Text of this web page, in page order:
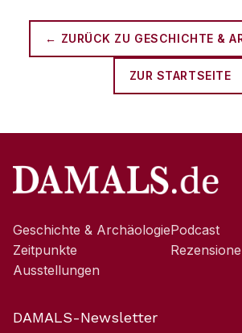
← ZURÜCK ZU GESCHICHTE &
ZUR STARTSEITE
Geschichte & Archäologie
Zeitpunkte
Ausstellungen
Podcast
DAMALS-Newsletter